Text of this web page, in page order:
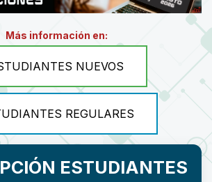
Más información en:
NUEVOS
REGULARES
ESTUDIANTES